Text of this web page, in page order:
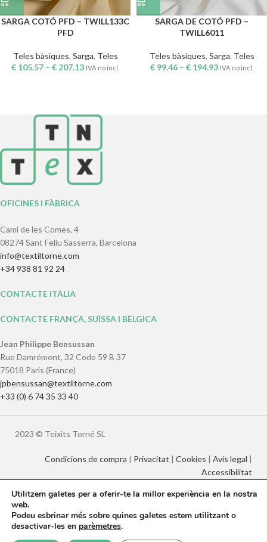
SARGA COTÓ PFD – TWILL133C
PFD
Teles bàsiques, Sarga, Teles
€ 105.57 – € 207.13 IVA no incl.
SARGA DE COTÓ PFD –
TWILL6011
Teles bàsiques, Sarga, Teles
€ 99.46 – € 194.93 IVA no incl.
OFICINES I FÀBRICA
Camí de les Comes, 4
08274 Sant Feliu Sasserra, Barcelona
info@textiltorne.com
+34 938 81 92 24
CONTACTE ITÀLIA
CONTACTE FRANÇA, SUÏSSA I BÈLGICA
Jean Philippe Bensussan
Rue Damrémont, 32 Code 59 B 37
75018 Paris (France)
jpbensussan@textiltorne.com
+33 (0) 6 74 35 33 40
2023 © Teixits Torné SL
Condicions de compra | Privacitat | Cookies | Avís legal |
Accessibilitat
Utilitzem galetes per a oferir-te la millor experiència en la nostra
web.
Podeu esbrinar més sobre quines galetes estem utilitzant o
desactivar-les en parèmetres. Español